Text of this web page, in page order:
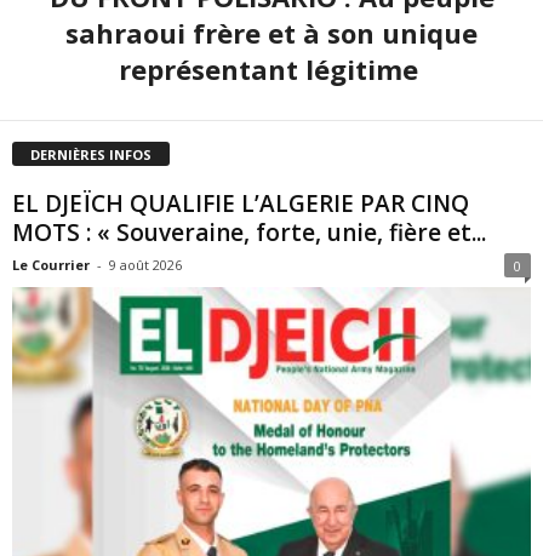
sahraoui frère et à son unique
représentant légitime
DERNIÈRES INFOS
EL DJEÏCH QUALIFIE L’ALGERIE PAR CINQ
MOTS : « Souveraine, forte, unie, fière et...
Le Courrier - 9 août 2026 0